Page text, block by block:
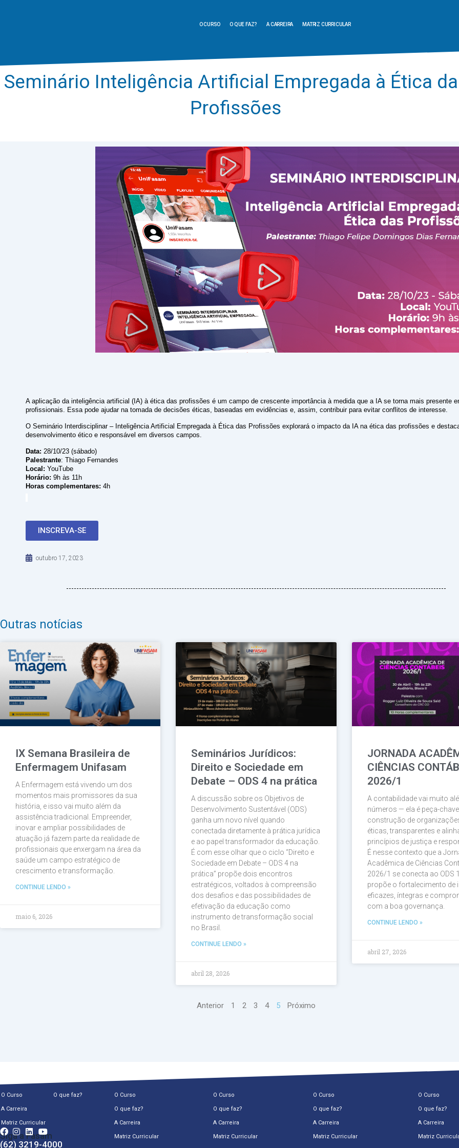
O CURSO O QUE FAZ? A CARREIRA MATRIZ CURRICULAR
Seminário Inteligência Artificial Empregada à Ética
Profissões
A aplicação da inteligência artificial (IA) à ética das profissões é um campo de crescente importância à medida que a IA se torna mais presente
profissionais. Essa pode ajudar na tomada de decisões éticas, baseadas em evidências e, assim, contribuir para evitar conflitos de interesse.
O Seminário Interdisciplinar – Inteligência Artificial Empregada à Ética das Profissões explorará o impacto da IA na ética das profissões e
desenvolvimento ético e responsável em diversos campos.
Data: 28/10/23 (sábado)
Palestrante: Thiago Fernandes
Local: YouTube
Horário: 9h às 11h
Horas complementares: 4h
INSCREVA-SE
outubro 17, 2023
Outras notícias
IX Semana Brasileira de
Enfermagem Unifasam
A Enfermagem está vivendo um dos
momentos mais promissores da sua
história, e isso vai muito além da
assistência tradicional. Empreender,
inovar e ampliar possibilidades de
atuação já fazem parte da realidade de
profissionais que enxergam na área da
saúde um campo estratégico de
crescimento e transformação.
CONTINUE LENDO »
maio 6, 2026
Seminários Jurídicos:
Direito e Sociedade em
Debate – ODS 4 na prática
A discussão sobre os Objetivos de
Desenvolvimento Sustentável (ODS)
ganha um novo nível quando
conectada diretamente à prática jurídica
e ao papel transformador da educação.
É com esse olhar que o ciclo “Direito e
Sociedade em Debate – ODS 4 na
prática” propõe dois encontros
estratégicos, voltados à compreensão
dos desafios e das possibilidades de
efetivação da educação como
instrumento de transformação social
no Brasil.
CONTINUE LENDO »
abril 28, 2026
JORNADA
CIÊNCIAS
2026/1
A contabilidade vai muito
números — ela é peça-
construção de
éticas, transparentes e
princípios de justiça e
É nesse contexto que a
Acadêmica de Ciências
2026/1 se conecta ao ODS
propõe o fortalecimento de
eficazes, íntegras e
com a boa governança.
CONTINUE LENDO »
abril 27, 2026
Anterior
Página
1
Página
2
Página
3
Página
4
Página
5 Próximo
O Curso O que faz?
A Carreira
Matriz Curricular
Siga a Fasam
(62) 3219-4000
O Curso
O que faz?
A Carreira
Matriz Curricular
O Curso
O que faz?
A Carreira
Matriz Curricular
O Curso
O que faz?
A Carreira
Matriz Curricular
O Curso
O que faz?
A Carreira
Matriz